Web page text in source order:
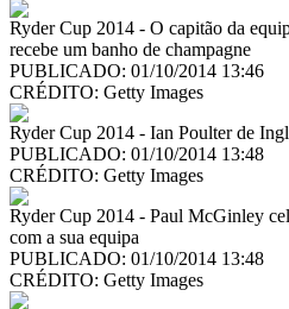
Ryder Cup 2014 - O capitão da
recebe um banho de champagne
PUBLICADO: 01/10/2014 13:46
CRÉDITO: Getty Images
Ryder Cup 2014 - Ian Poulter de
PUBLICADO: 01/10/2014 13:48
CRÉDITO: Getty Images
Ryder Cup 2014 - Paul McGinley
com a sua equipa
PUBLICADO: 01/10/2014 13:48
CRÉDITO: Getty Images